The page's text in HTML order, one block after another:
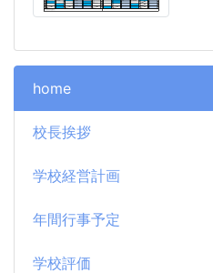
home
校長挨拶
学校経営計画
年間行事予定
学校評価